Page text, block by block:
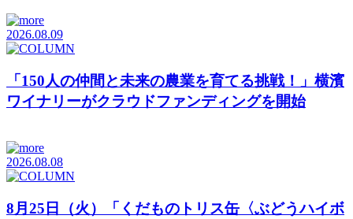
2026.08.09
「150人の仲間と未来の農業を育てる挑戦！」横濱
ワイナリーがクラウドファンディングを開始
2026.08.08
8月25日（火）「くだものトリス缶〈ぶどうハイボ